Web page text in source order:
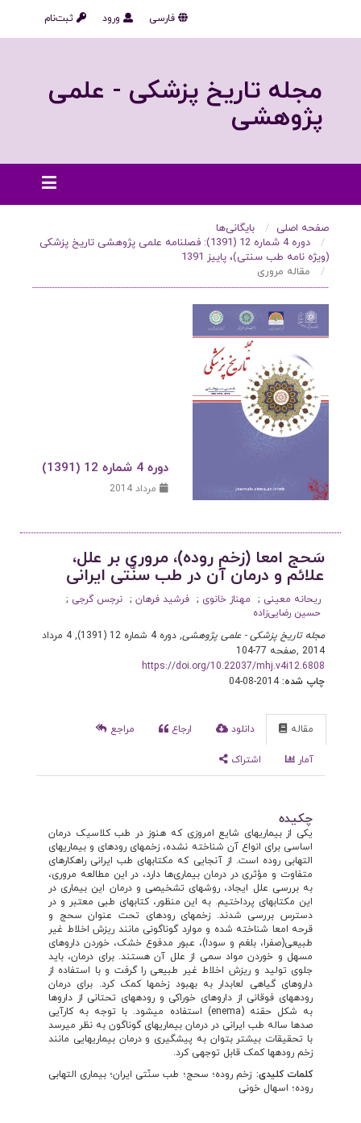
ثبت‌نام ورود فارسی
مجله تاریخ پزشکی - علمی
پژوهشی
صفحه اصلی
بایگانی‌ها
دوره 4 شماره 12 (1391): فصلنامه علمی پژوهشی تاریخ پزشکی
(ویژه نامه طب سنتی)، پاییز 1391
مقاله مروری
دوره 4 شماره 12 (1391)
مرداد 2014
سَحج امعا (زخم روده)، مروری بر علل،
علائم و درمان آن در طب سنّتی ایرانی
ریحانه معینی مهناز خانوی فرشید فرهان
نرجس گرجی
حسین رضایی‌زاده
مجله تاریخ پزشکی - علمی پژوهشی
, دوره 4 شماره 12 (1391), 4 مرداد
2014
,صفحه 77-104
https://doi.org/10.22037/mhj.v4i12.6808
چاپ شده:2014-08-04
مقاله دانلود ارجاع مراجع
آمار اشتراک
چکیده
یکی از بیماری‏های شایع امروزی که هنوز در طب کلاسیک درمان
اساسی برای انواع آن شناخته نشده، زخم‏های روده‏ای و بیماری‏های
التهابی روده است. از آنجایی که مکتاب‏های طب ایرانی راهکارهای
متفاوت و مؤثری در درمان بیماری‌ها دارد، در این مطالعه مروری،
به بررسی علل ایجاد، روش‏های تشخیصی و درمان این بیماری‏ در
این مکتاب‏های پرداختیم. به این منظور، کتاب‏های طبی معتبر و در
دسترس بررسی شدند. زخم‏های روده‏ای تحت عنوان سحج و
قرحه امعا شناخته شده و موارد گوناگونی مانند ریزش اخلاط غیر
طبیعی(صفرا، بلغم و سودا)، عبور مدفوع خشک، خوردن داروهای
مسهل و خوردن مواد سمی از علل آن هستند. برای درمان، باید
جلوی تولید و ریزش اخلاط غیر طبیعی را گرفت و با استفاده از
داروهای گیاهی لعاب‏دار به بهبود زخم‏ها کمک کرد. برای درمان
روده‏های فوقانی از داروهای خوراکی و روده‏های تحتانی از داروها
به شکل حقنه (enema) استفاده می‏شود.‌ با توجه به کارآیی
صدها ساله طب ایرانی در درمان بیماری‏های گوناگون به نظر می‏رسد
با تحقیقات بیشتر بتوان به پیش‏گیری و درمان بیماری‏هایی مانند
زخم روده‏ها کمک قابل توجهی کرد.
کلمات کلیدی: زخم روده؛ سحج؛ طب سنّتی ایران؛ بیماری التهابی
روده؛ اسهال خونی